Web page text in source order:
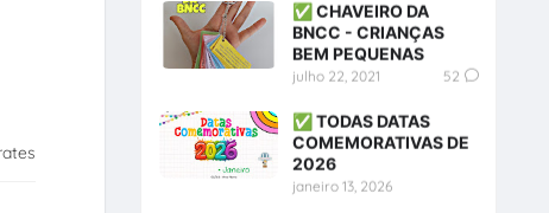
✅ CHAVEIRO DA
BNCC - CRIANÇAS
BEM PEQUENAS
julho 22, 2021 52
✅ TODAS DATAS
COMEMORATIVAS DE
2026
janeiro 13, 2026